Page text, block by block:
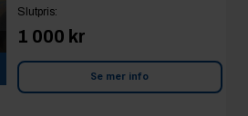
Slutpris:
1 000 kr
Se mer info